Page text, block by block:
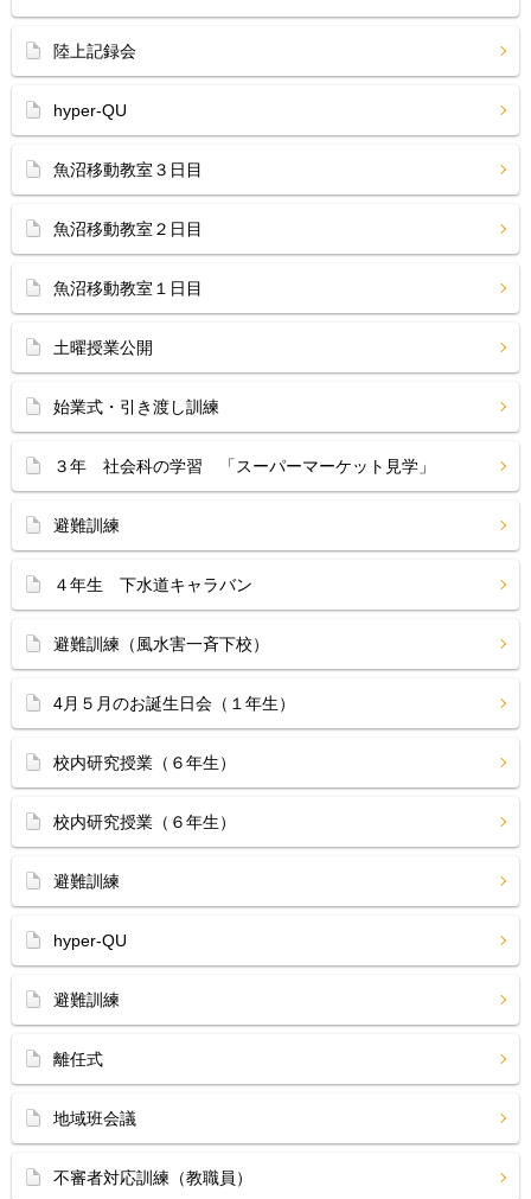
陸上記録会
hyper-QU
魚沼移動教室３日目
魚沼移動教室２日目
魚沼移動教室１日目
土曜授業公開
始業式・引き渡し訓練
３年 社会科の学習 「スーパーマーケット見学」
避難訓練
４年生 下水道キャラバン
避難訓練（風水害一斉下校）
4月５月のお誕生日会（１年生）
校内研究授業（６年生）
校内研究授業（６年生）
避難訓練
hyper-QU
避難訓練
離任式
地域班会議
不審者対応訓練（教職員）